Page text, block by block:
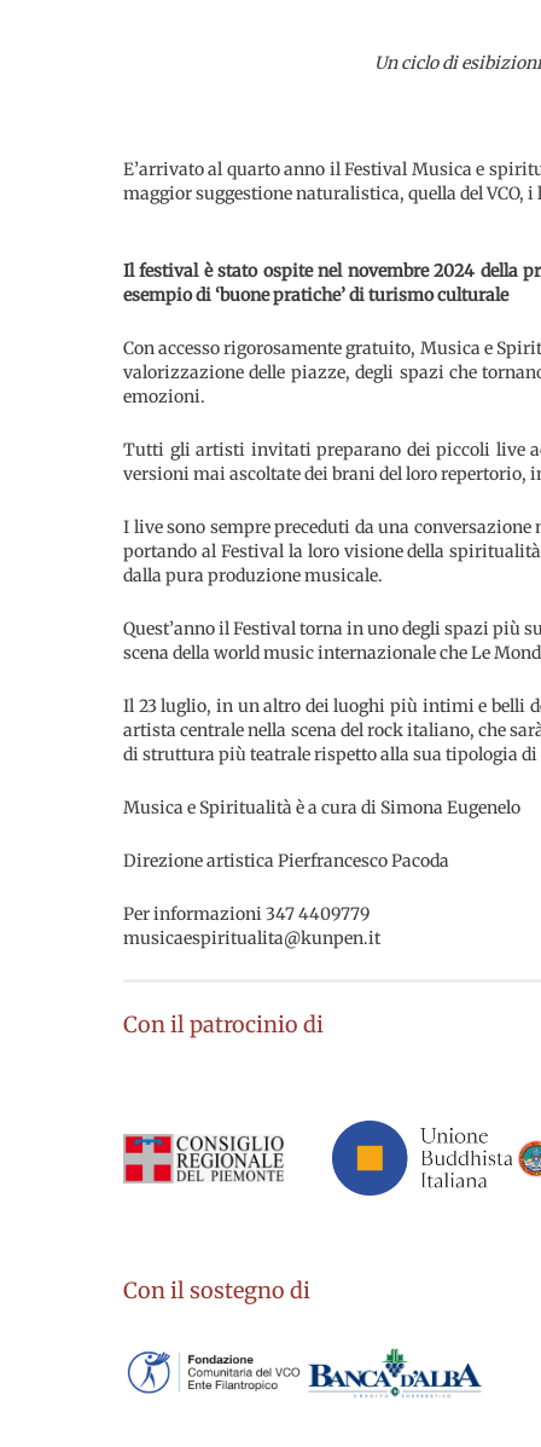
Un ciclo di
E’arrivato al quarto anno il Festival Musica e
maggior suggestione naturalistica, quella del VCO,
Il festival è stato ospite nel novembre 2024 della
esempio di ‘buone pratiche’ di turismo culturale
Con accesso rigorosamente gratuito, Musica e
valorizzazione delle piazze, degli spazi che
emozioni.
Tutti gli artisti invitati preparano dei piccoli live
versioni mai ascoltate dei brani del loro repertorio,
I live sono sempre preceduti da una
portando al Festival la loro visione della
dalla pura produzione musicale.
Quest’anno il Festival torna in uno degli spazi più
scena della world music internazionale che Le
Il 23 luglio, in un altro dei luoghi più intimi e belli
artista centrale nella scena del rock italiano, che
di struttura più teatrale rispetto alla sua tipologia
Musica e Spiritualità è a cura di Simona Eugenelo
Direzione artistica Pierfrancesco Pacoda
Per informazioni 347 4409779
musicaespiritualita@kunpen.it
Con il patrocinio di
Con il sostegno di